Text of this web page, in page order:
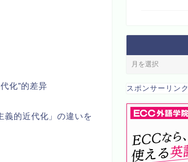
化”的差异
義的近代化」の違いを
スポンサーリンク